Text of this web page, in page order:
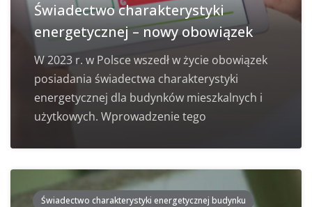
Świadectwo charakterystyki
energetycznej – nowy obowiązek
W 2023 r. w Polsce wszedł w życie obowiązek
posiadania świadectwa charakterystyki
energetycznej dla budynków mieszkalnych i
użytkowych. Wprowadzenie tego
Świadectwo charakterystyki energetycznej budynku